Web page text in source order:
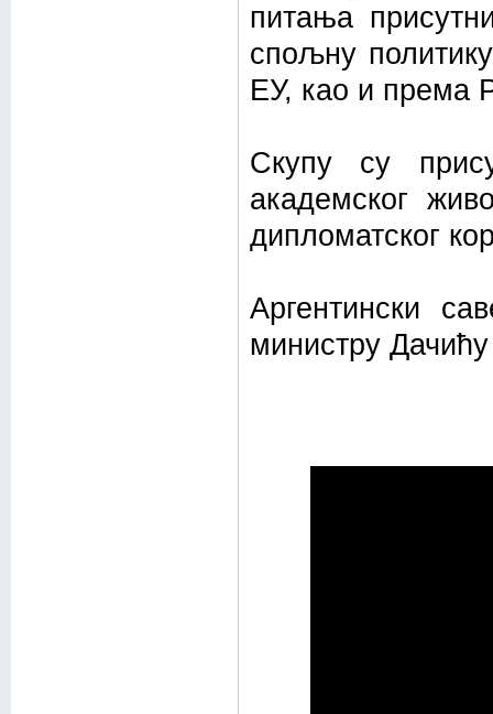
питања
спољну
ЕУ, као и према
Скупу су
академског
дипломатског
Аргентински
министру